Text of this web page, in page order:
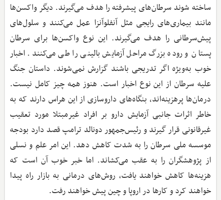
ساخته شوند سرطان‌های پیشرفته را هدف می‌گیرند. دیگر واکسن‌ها
مانند بیماری‌های رایجی مثل آنفلوآنزا عمل می‌کنند و سلول‌های
پیش‌سرطانی را هدف می‌گیرند. این نوع واکسن‌ها برای سرطان
پستان و روده بزرگ مراحل آزمایش بالینی را طی می‌کنند. اخبار
خوب به‌ویژه اگر تدریجی باشند گزارش نمی‌شوند. داستان جنگ
علیه سرطان از این نوع اخبار است. هنوز همه چیز کامل نیست.
درمان‌ها پرهزینه‌اند، بنگاه‌های داروسازی از این هراس دارند که به
خاطر اثرات جانبی آزمایش دارو بر افراد غیرمبتلا مورد تعقیب
غیرقانونی قرار گیرند و رئیس‌جمهور دونالد ترامپ قصد دارد بودجه
موسسه‌ ملی سرطان را به شدت کاهش دهد. این امر علم و نسلی
از پژوهشگران را به عقب می‌کشاند. اما خبر خوب آن است که
هزینه‌ها کاهش خواهند یافت، روش‌های درمانی به بازار راه پیدا
خواهند کرد و کارها در اروپا و چین پیش خواهند رفت.